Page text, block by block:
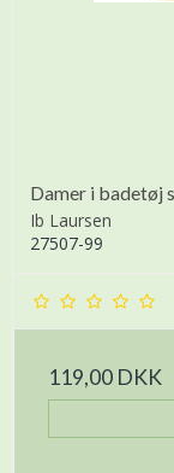
Damer i badetøj
Ib Laursen
27507-99
119,00 DKK